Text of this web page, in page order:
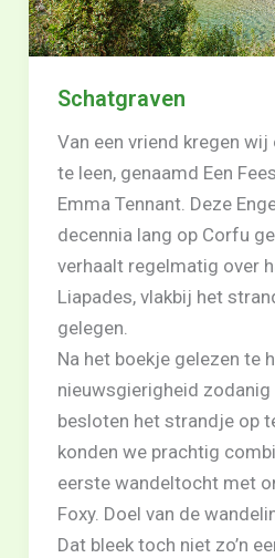
Schatgraven
Van een vriend kregen
te leen, genaamd Een
Emma Tennant. Deze
decennia lang op Corfu
verhaalt regelmatig over
Liapades, vlakbij het
gelegen.
Na het boekje gelezen te
nieuwsgierigheid
besloten het strandje op
konden we prachtig
eerste wandeltocht met
Foxy. Doel van de
Dat bleek toch niet zo’n